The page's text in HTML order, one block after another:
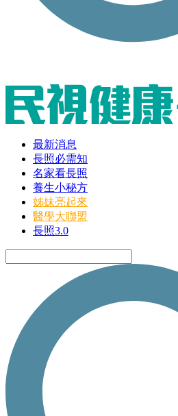
最新消息
長照必需知
名家看長照
養生小秘方
姊妹亮起來
醫學大聯盟
長照3.0